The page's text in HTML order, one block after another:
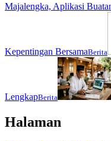
Majalengka, Aplikasi
Kepentingan BersamaBerita
LengkapBerita
Halaman